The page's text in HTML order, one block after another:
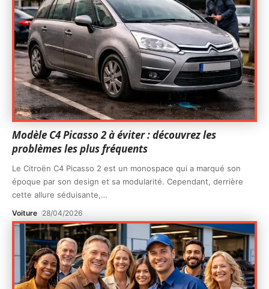
Modèle C4 Picasso 2 à éviter : découvrez les
problèmes les plus fréquents
Le Citroën C4 Picasso 2 est un monospace qui a marqué son
époque par son design et sa modularité. Cependant, derrière
cette allure séduisante,…
Voiture 28/04/2026